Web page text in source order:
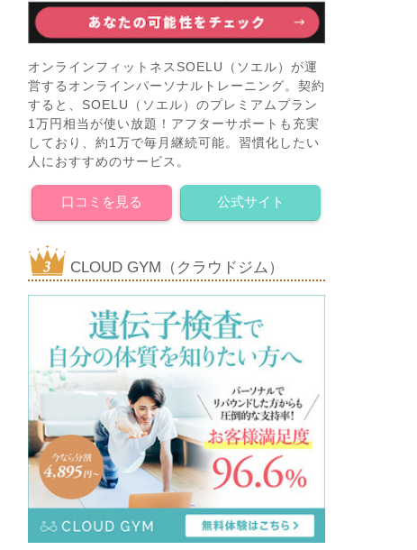
オンラインフィットネスSOELU（ソエル）が運
営するオンラインパーソナルトレーニング。契約
すると、SOELU（ソエル）のプレミアムプラン
1万円相当が使い放題！アフターサポートも充実
しており、約1万で毎月継続可能。習慣化したい
人におすすめのサービス。
口コミを見る 公式サイト
CLOUD GYM（クラウドジム）